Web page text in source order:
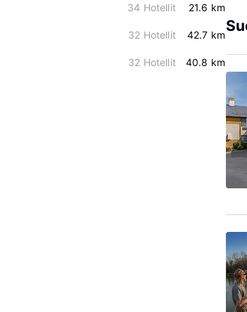
34 Hotellit 21.6 km
32 Hotellit 42.7 km
32 Hotellit 40.8 km